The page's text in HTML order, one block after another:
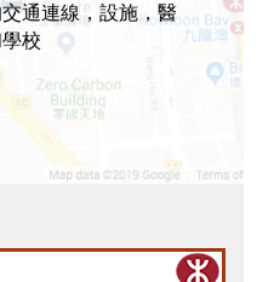
通連線，設施，醫
校